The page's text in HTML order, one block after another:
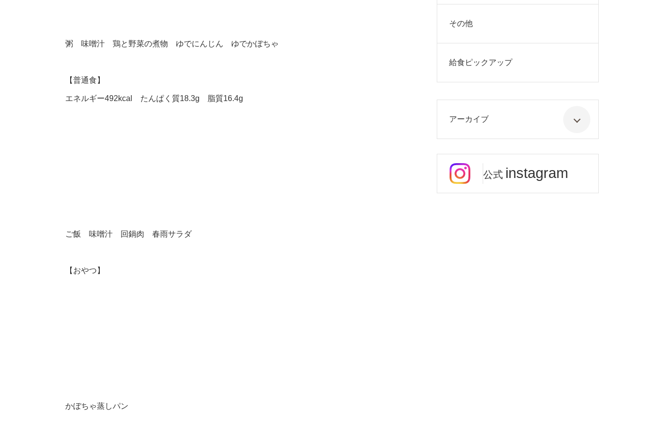
粥 味噌汁 鶏と野菜の煮物 ゆでにんじん ゆでかぼちゃ
【普通食】
エネルギー492kcal たんぱく質18.3g 脂質16.4g
ご飯 味噌汁 回鍋肉 春雨サラダ
【おやつ】
かぼちゃ蒸しパン
その他
給食ピックアップ
アーカイブ
公式 instagram